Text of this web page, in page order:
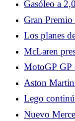
Gasóleo a
estaciones
€/L en
Gran
TV
Los planes
2030: un
McLaren
su milésimo
MotoGP GP
sustituto de
veterano
Aston Martin
irisado para
Lego
pilotos de
Nuevo